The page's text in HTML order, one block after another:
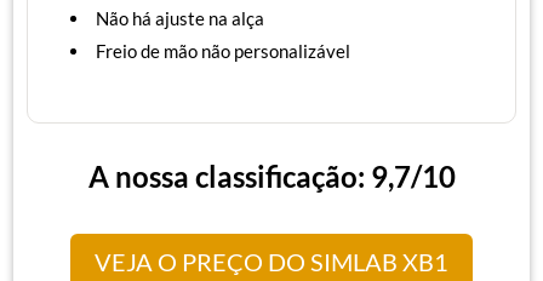
Não há ajuste na alça
Freio de mão não personalizável
A nossa classificação: 9,7/10
VEJA O PREÇO DO SIMLAB XB1